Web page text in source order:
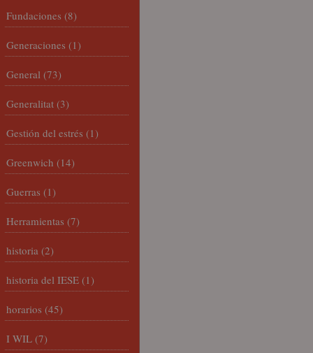
Fundaciones (8)
Generaciones (1)
General (73)
Generalitat (3)
Gestión del estrés (1)
Greenwich (14)
Guerras (1)
Herramientas (7)
historia (2)
historia del IESE (1)
horarios (45)
I WIL (7)